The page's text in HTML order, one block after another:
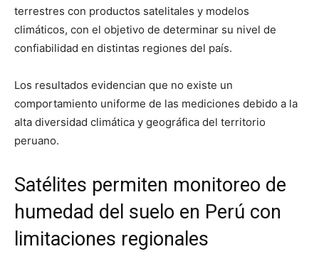
terrestres con productos satelitales y modelos
climáticos, con el objetivo de determinar su nivel de
confiabilidad en distintas regiones del país.
Los resultados evidencian que no existe un
comportamiento uniforme de las mediciones debido a la
alta diversidad climática y geográfica del territorio
peruano.
Satélites permiten monitoreo de
humedad del suelo en Perú con
limitaciones regionales